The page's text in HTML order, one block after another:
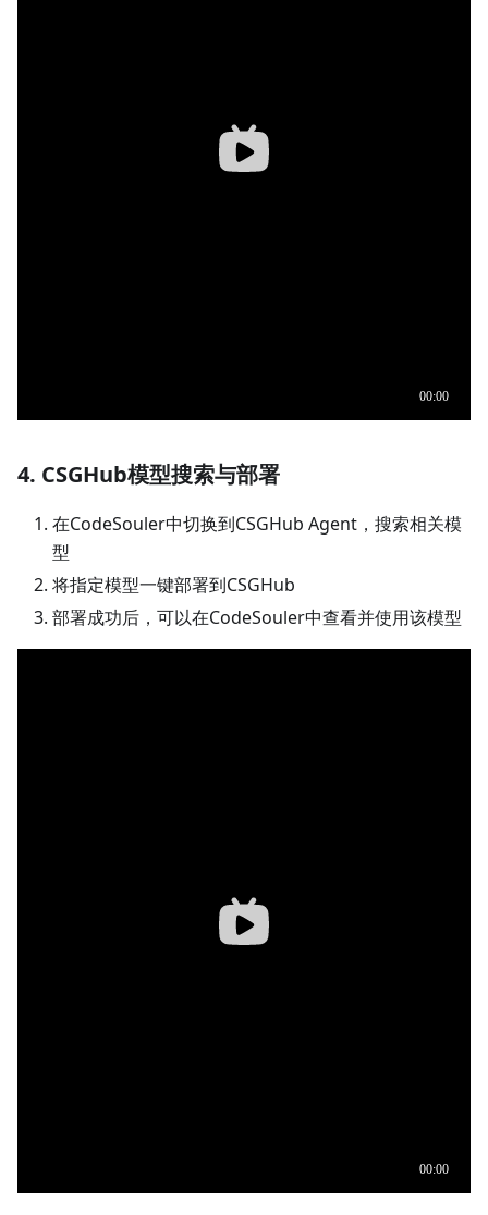
4. CSGHub模型搜索与部署
在CodeSouler中切换到CSGHub Agent，搜索相关模
型
将指定模型一键部署到CSGHub
部署成功后，可以在CodeSouler中查看并使用该模型